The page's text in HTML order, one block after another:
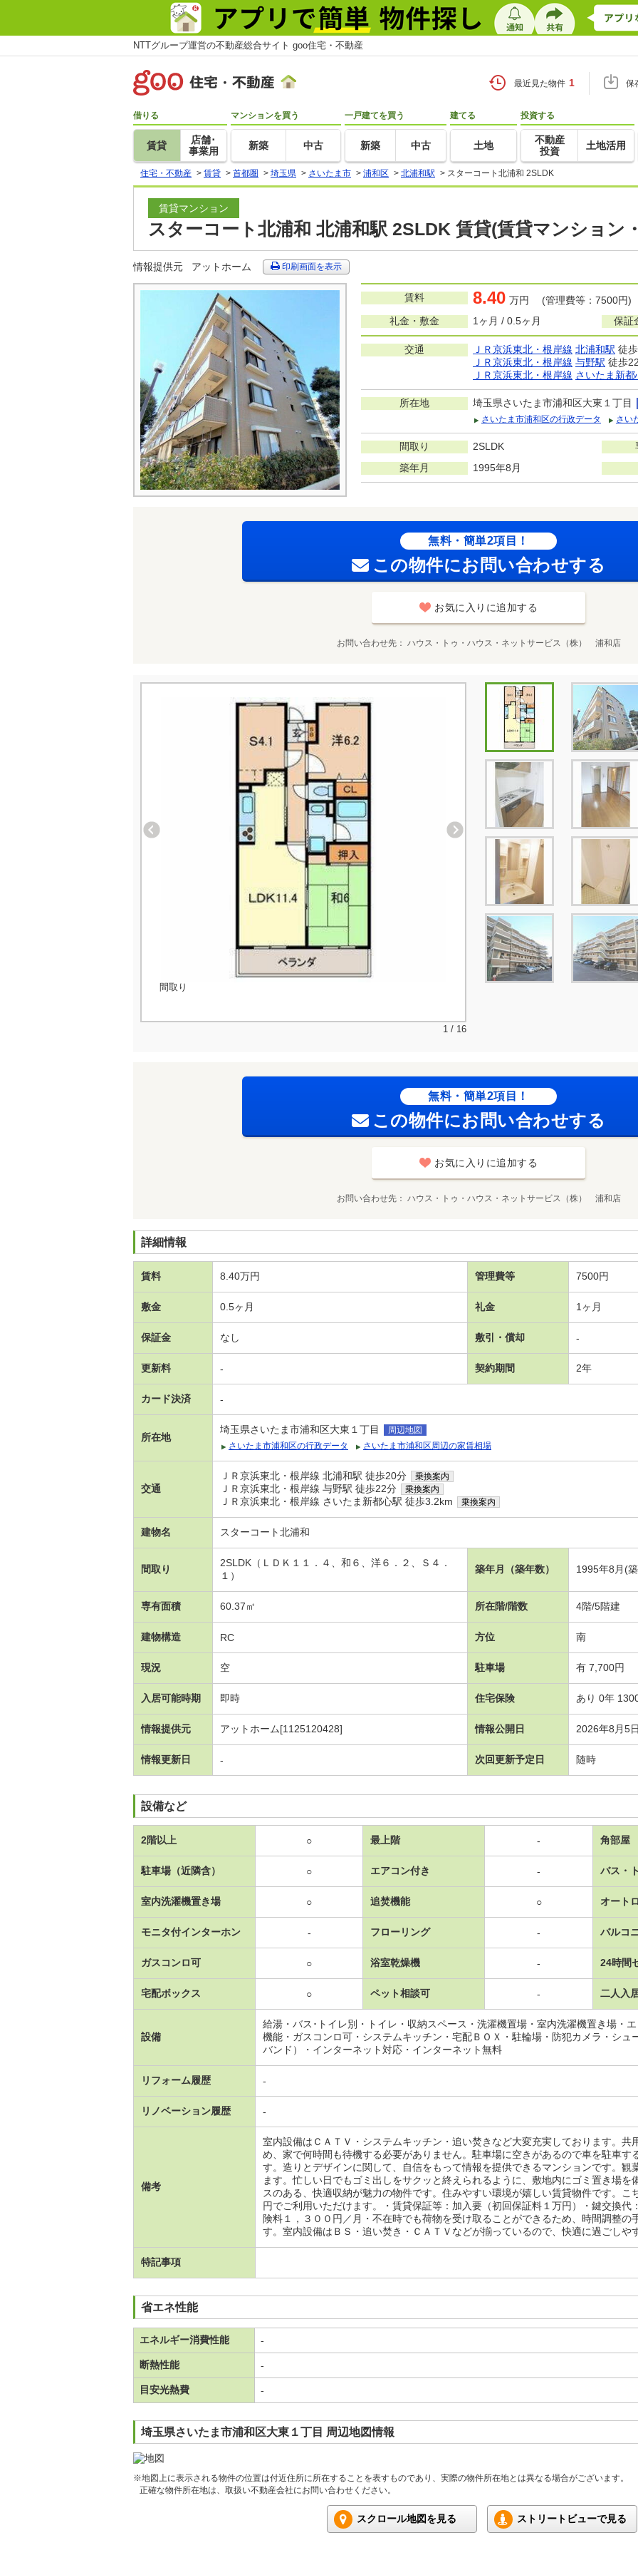
NTTグループ運営の不動産総合サイト goo住宅・不動産
最近見た物件 1 保
借りる
賃貸
店舗･
事業用
マンションを買う
新築 中古
一戸建てを買う
新築 中古
建てる
土地
投資する
不動産
投資
土地活用
住宅・不動産 > 賃貸 > 首都圏 > 埼玉県 > さいたま市 > 浦和区 > 北浦和駅 > スターコート北浦和 2SLDK
賃貸マンション
スターコート北浦和 北浦和駅 2SLDK 賃貸(賃貸マンション
情報提供元 アットホーム 印刷画面を表示
賃料 8.40 万円 (管理費等：7500円)
礼金・敷金
1ヶ月 / 0.5ヶ月 保証
交通 ＪＲ京浜東北・根岸線 北浦和駅 徒
ＪＲ京浜東北・根岸線 与野駅 徒歩
ＪＲ京浜東北・根岸線 さいたま新都
所在地 埼玉県さいたま市浦和区大東１丁目
さいたま市浦和区の行政データ
さい
間取り 2SLDK
築年月 1995年8月
無料・簡単2項目！
この物件にお問い合わせする
お気に入りに追加する
お問い合わせ先 ハウス・トゥ・ハウス・ネットサービス（株） 浦和店
間取り
1 / 16
無料・簡単2項目！
この物件にお問い合わせする
お気に入りに追加する
お問い合わせ先 ハウス・トゥ・ハウス・ネットサービス（株） 浦和店
詳細情報
賃料 8.40万円 管理費等 7500円
敷金 0.5ヶ月 礼金 1ヶ月
保証金 なし 敷引・償却 -
更新料 - 契約期間 2年
カード決済 -
所在地
埼玉県さいたま市浦和区大東１丁目
周辺地図
さいたま市浦和区の行政データ
さいたま市浦和区周辺の家賃相場
交通
ＪＲ京浜東北・根岸線 北浦和駅 徒歩20分 乗換案内
ＪＲ京浜東北・根岸線 与野駅 徒歩22分 乗換案内
ＪＲ京浜東北・根岸線 さいたま新都心駅 徒歩3.2km 乗換案内
建物名 スターコート北浦和
間取り
2SLDK（ＬＤＫ１１．４、和６、洋６．２、Ｓ４．
１）
築年月（築年数） 1995年8月(
専有面積 60.37㎡ 所在階/階数 4階/5階建
建物構造 RC 方位 南
現況 空 駐車場 有 7,700円
入居可能時期 即時 住宅保険 あり 0年
情報提供元 アットホーム[1125120428] 情報公開日 2026年8月5日
情報更新日 - 次回更新予定日 随時
設備など
2階以上 ○ 最上階 - 角部屋
駐車場（近隣含） ○ エアコン付き - バス・
室内洗濯機置き場 ○ 追焚機能 ○ オート
モニタ付インターホン - フローリング - バルコ
ガスコンロ可 ○ 浴室乾燥機 - 24時間
宅配ボックス ○ ペット相談可 - 二人入
設備
給湯・バス･トイレ別・トイレ・収納スペース・洗濯機置場・室内洗濯機置き場・
機能・ガスコンロ可・システムキッチン・宅配ＢＯＸ・駐輪場・防犯カメラ・シュ
バンド）・インターネット対応・インターネット無料
リフォーム履歴 -
リノベーション履歴 -
備考
室内設備はＣＡＴＶ・システムキッチン・追い焚きなど大変充実しております。共
め、家で何時間も待機する必要がありません。駐車場に空きがあるので車を駐車す
す。造りとデザインに関して、自信をもって情報を提供できるマンションです。観
ます。忙しい日でもゴミ出しをサクッと終えられるように、敷地内にゴミ置き場を
スのある、快適収納が魅力の物件です。住みやすい環境が嬉しい賃貸物件です。こ
円でご利用いただけます。・賃貸保証等：加入要（初回保証料１万円）・鍵交換代
険料１，３００円／月・不在時でも荷物を受け取ることができるため、時間調整の
す。室内設備はＢＳ・追い焚き・ＣＡＴＶなどが揃っているので、快適に過ごしや
特記事項
省エネ性能
エネルギー消費性能 -
断熱性能 -
目安光熱費 -
埼玉県さいたま市浦和区大東１丁目 周辺地図情報
※地図上に表示される物件の位置は付近住所に所在することを表すものであり、実際の物件所在地とは異なる場合がございます。
正確な物件所在地は、取扱い不動産会社にお問い合わせください。
スクロール地図を見る ストリートビューで見る